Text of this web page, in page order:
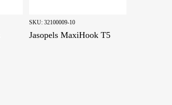
SKU:32100009-10
Jasopels MaxiHook T5